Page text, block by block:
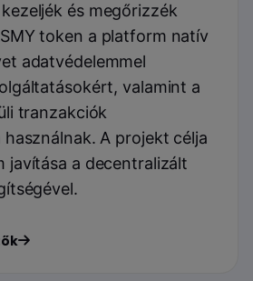
és megőrizzék
token a platform natív
adatvédelemmel
valamint a
tranzakciók
A projekt célja
javítása a decentralizált